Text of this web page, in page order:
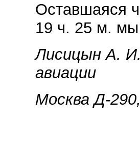
Оставшаяся
19 ч. 25 м. мы
Лисицын А.
авиации
Москва Д-